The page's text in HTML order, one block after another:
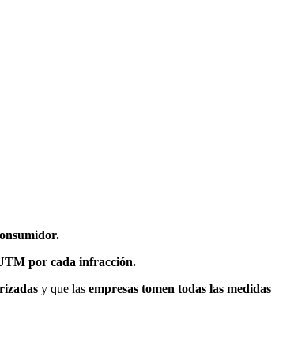
por cada infracción.
y que las empresas tomen todas las medidas